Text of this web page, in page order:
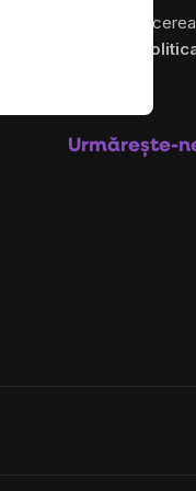
Prin
Urmărește-